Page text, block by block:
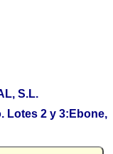
S.L.
Lotes 2 y 3:Ebone,